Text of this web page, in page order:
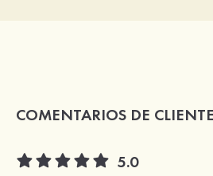
COMENTARIOS DE
5.0